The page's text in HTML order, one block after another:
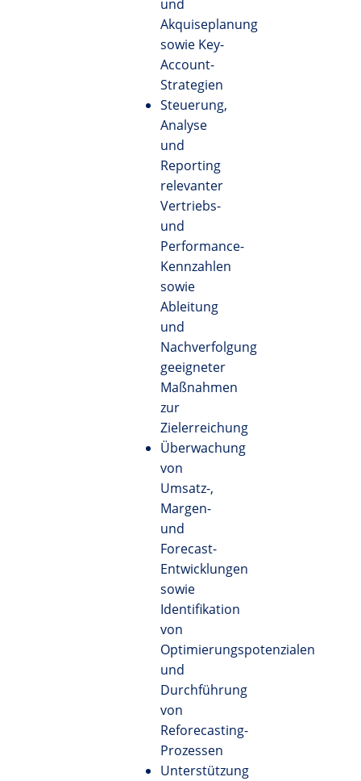
und
Akquiseplanung
sowie Key-
Account-
Strategien
Steuerung,
Analyse
und
Reporting
relevanter
Vertriebs-
und
Performance-
Kennzahlen
sowie
Ableitung
und
Nachverfolgung
geeigneter
Maßnahmen
zur
Zielerreichung
Überwachung
von
Umsatz-,
Margen-
und
Forecast-
Entwicklungen
sowie
Identifikation
von
Optimierungspotenzialen
und
Durchführung
von
Reforecasting-
Prozessen
Unterstützung